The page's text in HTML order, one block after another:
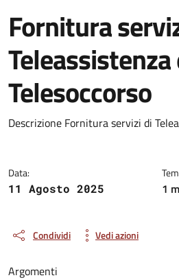
Fornitura
Teleassistenza
Telesoccorso
Dettagli del
Descrizione Fornitura servizi di
Data:
11 Agosto 2025
1
Condividi Vedi azioni
Argomenti